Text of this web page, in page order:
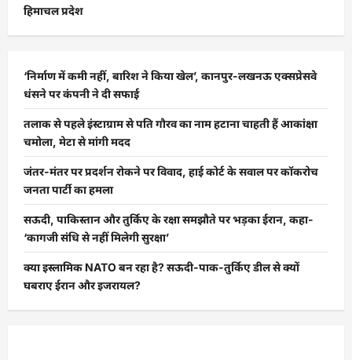
हिमाचल प्रदेश
‘निर्माण में कमी नहीं, बारिश ने किया खेल’, कानपुर-लखनऊ एक्सप्रेसवे
धंसने पर कंपनी ने दी सफाई
तलाक से पहले इंस्टाग्राम से पति गौरव का नाम हटाना चाहती हैं आकांक्षा
चमोला, मेटा से मांगी मदद
जंतर-मंतर पर प्रदर्शन रोकने पर विवाद, हाई कोर्ट के सवाल पर कॉकरोच
जनता पार्टी का हमला
सऊदी, पाकिस्तान और तुर्किए के रक्षा समझौते पर भड़का ईरान, कहा-
‘कागजी संधि से नहीं मिलेगी सुरक्षा’
क्या इस्लामिक NATO बन रहा है? सऊदी-पाक-तुर्किए डील से क्यों
घबराए ईरान और इजरायल?